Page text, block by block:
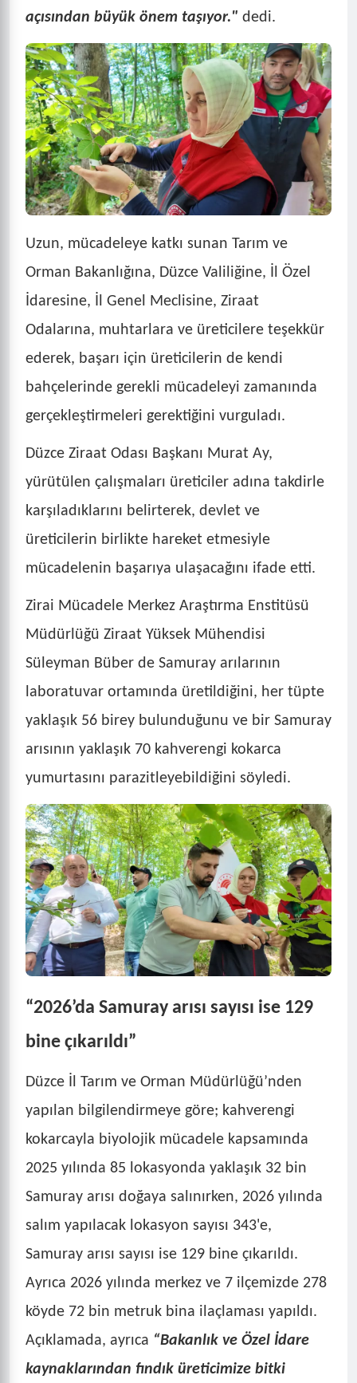
açısından büyük önem taşıyor." dedi.
Uzun, mücadeleye katkı sunan Tarım ve
Orman Bakanlığına, Düzce Valiliğine, İl Özel
İdaresine, İl Genel Meclisine, Ziraat
Odalarına, muhtarlara ve üreticilere teşekkür
ederek, başarı için üreticilerin de kendi
bahçelerinde gerekli mücadeleyi zamanında
gerçekleştirmeleri gerektiğini vurguladı.
Düzce Ziraat Odası Başkanı Murat Ay,
yürütülen çalışmaları üreticiler adına takdirle
karşıladıklarını belirterek, devlet ve
üreticilerin birlikte hareket etmesiyle
mücadelenin başarıya ulaşacağını ifade etti.
Zirai Mücadele Merkez Araştırma Enstitüsü
Müdürlüğü Ziraat Yüksek Mühendisi
Süleyman Büber de Samuray arılarının
laboratuvar ortamında üretildiğini, her tüpte
yaklaşık 56 birey bulunduğunu ve bir Samuray
arısının yaklaşık 70 kahverengi kokarca
yumurtasını parazitleyebildiğini söyledi.
“2026’da Samuray arısı sayısı ise 129
bine çıkarıldı”
Düzce İl Tarım ve Orman Müdürlüğü’nden
yapılan bilgilendirmeye göre; kahverengi
kokarcayla biyolojik mücadele kapsamında
2025 yılında 85 lokasyonda yaklaşık 32 bin
Samuray arısı doğaya salınırken, 2026 yılında
salım yapılacak lokasyon sayısı 343'e,
Samuray arısı sayısı ise 129 bine çıkarıldı.
Ayrıca 2026 yılında merkez ve 7 ilçemizde 278
köyde 72 bin metruk bina ilaçlaması yapıldı.
Açıklamada, ayrıca “Bakanlık ve Özel İdare
kaynaklarından fındık üreticimize bitki